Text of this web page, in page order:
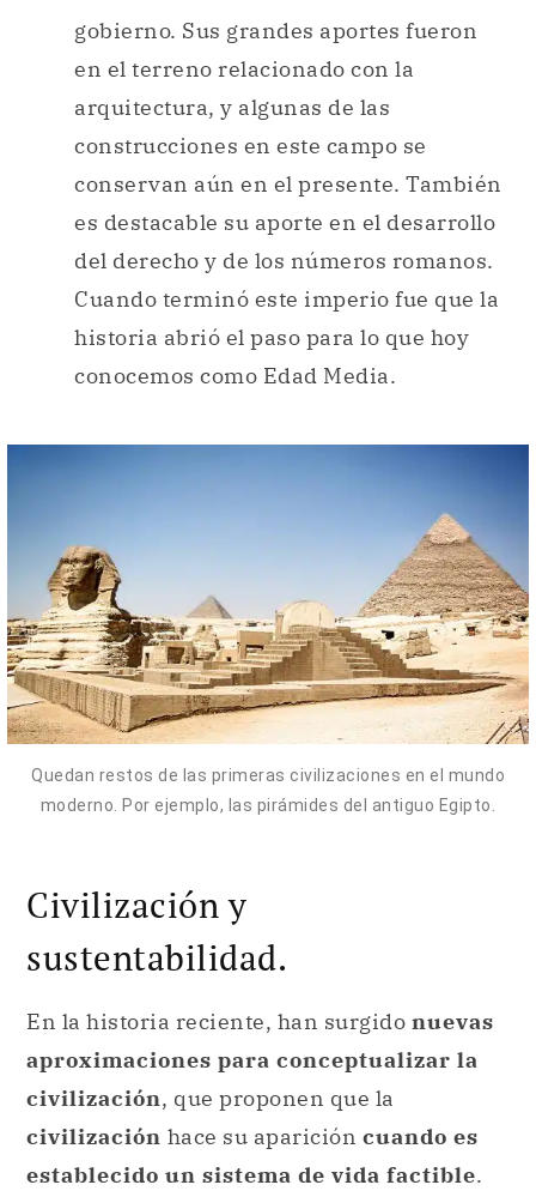
gobierno. Sus grandes aportes fueron
en el terreno relacionado con la
arquitectura, y algunas de las
construcciones en este campo se
conservan aún en el presente. También
es destacable su aporte en el desarrollo
del derecho y de los números romanos.
Cuando terminó este imperio fue que la
historia abrió el paso para lo que hoy
conocemos como Edad Media.
Quedan restos de las primeras civilizaciones en el mundo
moderno. Por ejemplo, las pirámides del antiguo Egipto.
Civilización y
sustentabilidad.
En la historia reciente, han surgido nuevas
aproximaciones para conceptualizar la
civilización, que proponen que la
civilización hace su aparición cuando es
establecido un sistema de vida factible.